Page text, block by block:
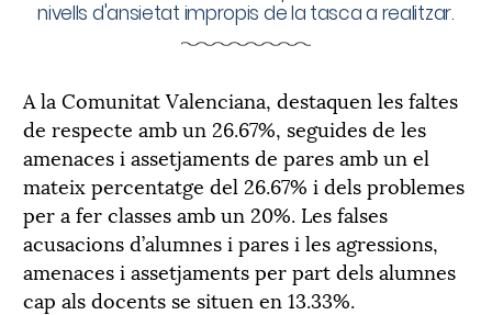
nivells d'ansietat impropis de la tasca a realitzar.
A la Comunitat Valenciana, destaquen les faltes
de respecte amb un 26.67%, seguides de les
amenaces i assetjaments de pares amb un el
mateix percentatge del 26.67% i dels problemes
per a fer classes amb un 20%. Les falses
acusacions d’alumnes i pares i les agressions,
amenaces i assetjaments per part dels alumnes
cap als docents se situen en 13.33%.